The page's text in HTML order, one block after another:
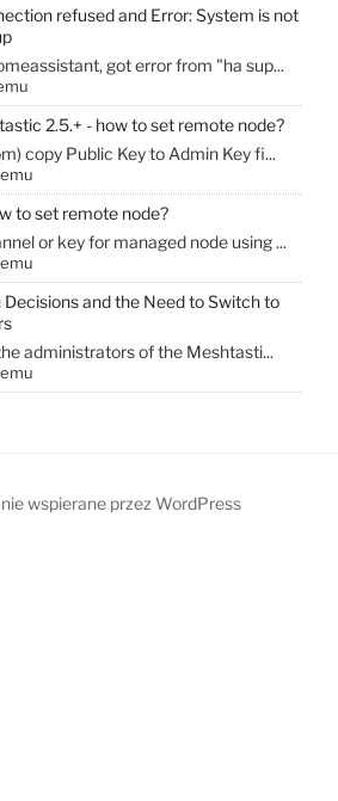
refused and Error: System is not
got error from "ha sup...
2.5.+ - how to set remote node?
copy Public Key to Admin Key fi...
to set remote node?
or key for managed node using ...
and the Need to Switch to
administrators of the Meshtasti...
wspierane przez WordPress